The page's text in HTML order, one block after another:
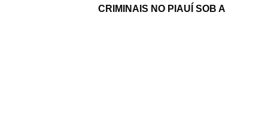
CRIMINAIS NO PIAUÍ SOB A